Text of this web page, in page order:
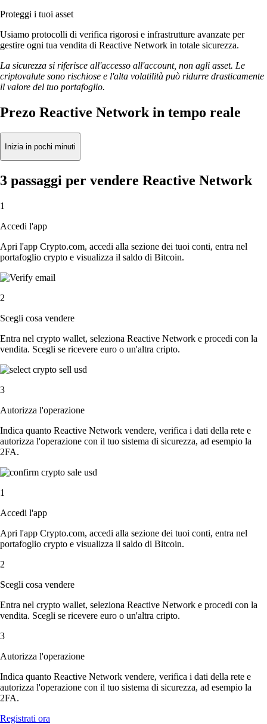
Proteggi i tuoi asset
Usiamo protocolli di verifica rigorosi e infrastrutture avanzate per
gestire ogni tua vendita di Reactive Network in totale sicurezza.
La sicurezza si riferisce all'accesso all'account, non agli asset. Le
criptovalute sono rischiose e l'alta volatilità può ridurre drasticamente
il valore del tuo portafoglio.
Prezo Reactive Network in tempo reale
Inizia in pochi minuti
3 passaggi per vendere Reactive Network
1
Accedi l'app
Apri l'app Crypto.com, accedi alla sezione dei tuoi conti, entra nel
portafoglio crypto e visualizza il saldo di Bitcoin.
2
Scegli cosa vendere
Entra nel crypto wallet, seleziona Reactive Network e procedi con la
vendita. Scegli se ricevere euro o un'altra cripto.
3
Autorizza l'operazione
Indica quanto Reactive Network vendere, verifica i dati della rete e
autorizza l'operazione con il tuo sistema di sicurezza, ad esempio la
2FA.
1
Accedi l'app
Apri l'app Crypto.com, accedi alla sezione dei tuoi conti, entra nel
portafoglio crypto e visualizza il saldo di Bitcoin.
2
Scegli cosa vendere
Entra nel crypto wallet, seleziona Reactive Network e procedi con la
vendita. Scegli se ricevere euro o un'altra cripto.
3
Autorizza l'operazione
Indica quanto Reactive Network vendere, verifica i dati della rete e
autorizza l'operazione con il tuo sistema di sicurezza, ad esempio la
2FA.
Registrati ora